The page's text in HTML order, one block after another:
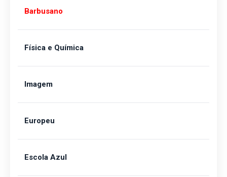
Barbusano
Física e Química
Imagem
Europeu
Escola Azul